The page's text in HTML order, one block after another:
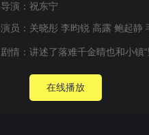
导演： 祝东宁
演员： 关晓彤 李昀锐 高露 鲍起静
剧情： 讲述了落难千金晴也和小镇
在线播放